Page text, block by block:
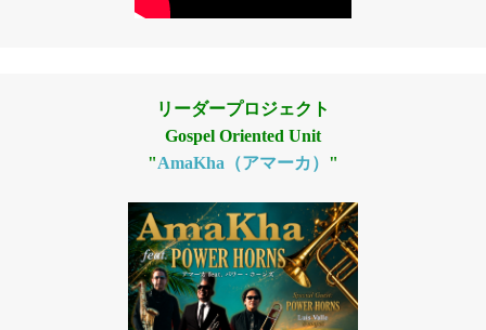
リーダープロジェクト
Gospel Oriented Unit
"AmaKha（アマーカ） "